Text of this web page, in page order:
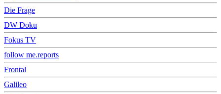
Die Frage
DW Doku
Fokus TV
follow me.reports
Frontal
Galileo